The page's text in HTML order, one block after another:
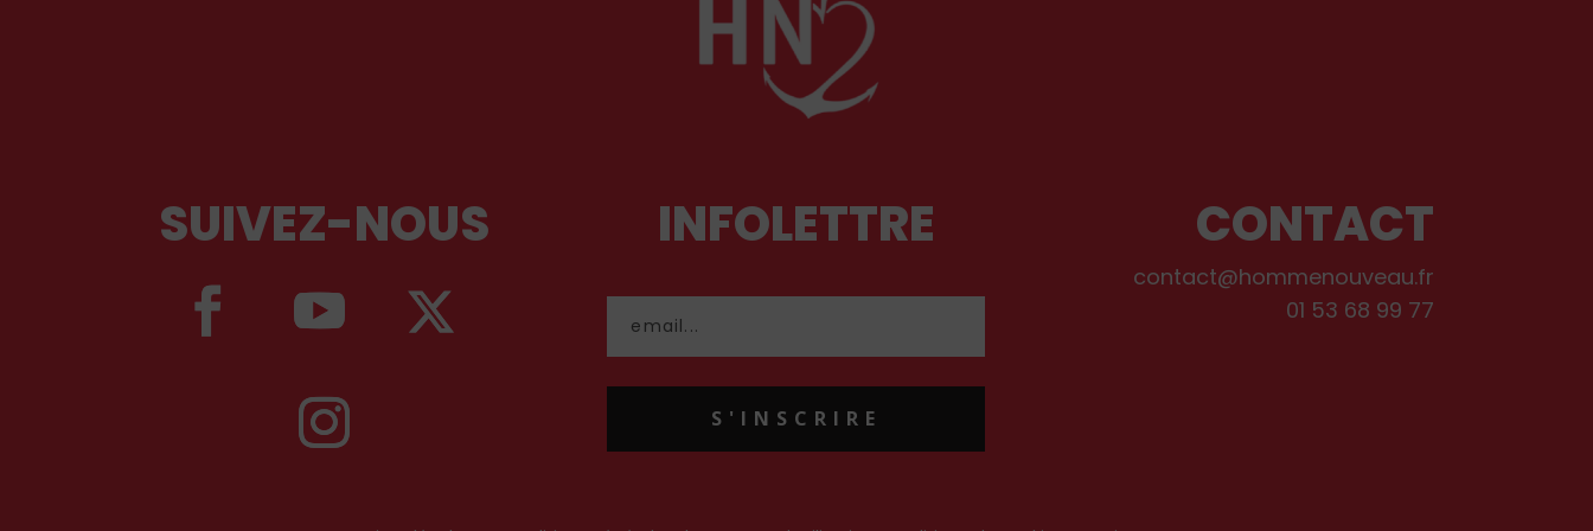
SUIVEZ-NOUS INFOLETTRE
S'INSCRIRE
CONTACT
contact@hommenouveau.fr
01 53 68 99 77